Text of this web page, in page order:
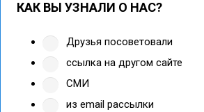
КАК ВЫ УЗНАЛИ О НАС?
Друзья посоветовали
ссылка на другом сайте
СМИ
из email рассылки